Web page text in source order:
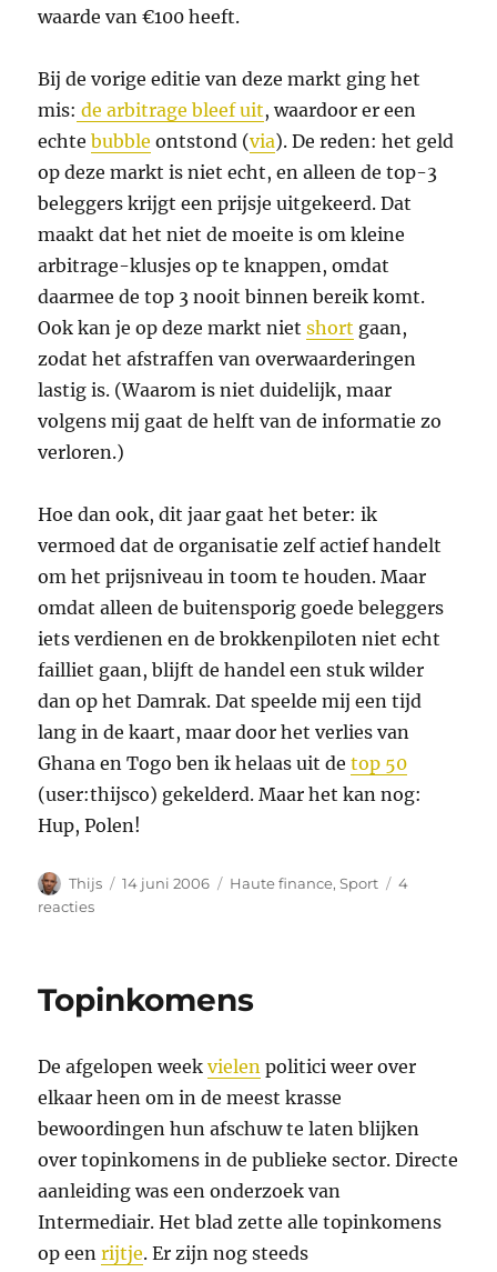
waarde van €100 heeft.
Bij de vorige editie van deze markt ging het
mis: de arbitrage bleef uit, waardoor er een
echtebubble ontstond (via). De reden: het geld
op deze markt is niet echt, en alleen de top-3
beleggers krijgt een prijsje uitgekeerd. Dat
maakt dat het niet de moeite is om kleine
arbitrage-klusjes op te knappen, omdat
daarmee de top 3 nooit binnen bereik komt.
Ook kan je op deze markt nietshort gaan,
zodat het afstraffen van overwaarderingen
lastig is. (Waarom is niet duidelijk, maar
volgens mij gaat de helft van de informatie zo
verloren.)
Hoe dan ook, dit jaar gaat het beter: ik
vermoed dat de organisatie zelf actief handelt
om het prijsniveau in toom te houden. Maar
omdat alleen de buitensporig goede beleggers
iets verdienen en de brokkenpiloten niet echt
failliet gaan, blijft de handel een stuk wilder
dan op het Damrak. Dat speelde mij een tijd
lang in de kaart, maar door het verlies van
Ghana en Togo ben ik helaas uit detop 50
(user:thijsco) gekelderd. Maar het kan nog:
Hup, Polen!
Auteur
Thijs
Geplaatst
14 juni 2006 Categorieën
Haute finance,Sport
4
reactiesop
Topinkomens
De afgelopen weekvielen politici weer over
elkaar heen om in de meest krasse
bewoordingen hun afschuw te laten blijken
over topinkomens in de publieke sector. Directe
aanleiding was een onderzoek van
Intermediair. Het blad zette alle topinkomens
op eenrijtje. Er zijn nog steeds